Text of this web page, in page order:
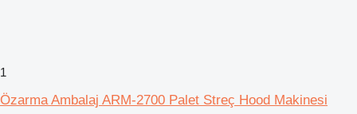
1
Özarma Ambalaj ARM-2700 Palet Streç Hood Makinesi